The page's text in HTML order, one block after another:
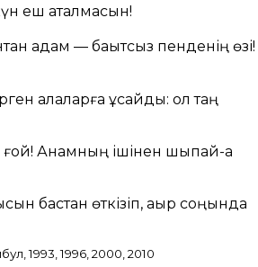
еш аталмасын!
адам — бақытсыз пенденің өзі!
қалаларға ұқсайды: ол таң
ғой! Анамның ішінен шықпай-ақ
бастан өткізіп, ақыр соңында
1993, 1996, 2000, 2010